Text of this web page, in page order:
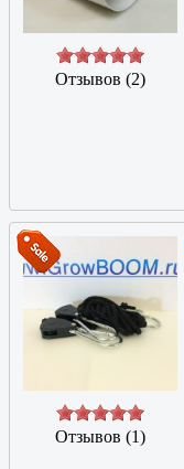
Отзывов (2)
Отзывов (1)